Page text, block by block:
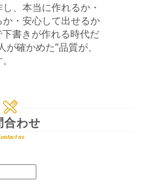
、本当に作れるか・
・安心して出せるか
書きが作れる時代だ
確かめた”品質が、
合わせ
us